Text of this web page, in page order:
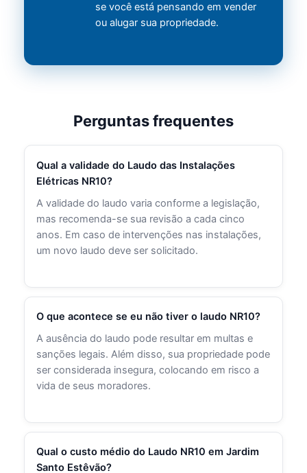
se você está pensando em vender
ou alugar sua propriedade.
Perguntas frequentes
Qual a validade do Laudo das Instalações
Elétricas NR10?
A validade do laudo varia conforme a legislação,
mas recomenda-se sua revisão a cada cinco
anos. Em caso de intervenções nas instalações,
um novo laudo deve ser solicitado.
O que acontece se eu não tiver o laudo NR10?
A ausência do laudo pode resultar em multas e
sanções legais. Além disso, sua propriedade pode
ser considerada insegura, colocando em risco a
vida de seus moradores.
Qual o custo médio do Laudo NR10 em Jardim
Santo Estêvão?